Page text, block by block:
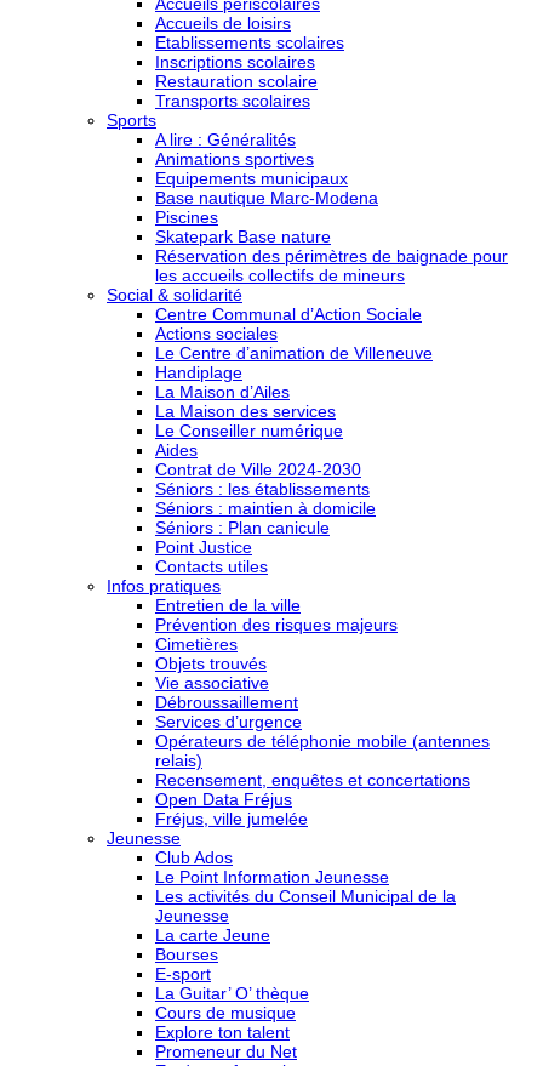
Accueils de loisirs
Etablissements scolaires
Inscriptions scolaires
Restauration scolaire
Transports scolaires
Sports
A lire : Généralités
Animations sportives
Equipements municipaux
Base nautique Marc-Modena
Piscines
Skatepark Base nature
Réservation des périmètres de baignade pour
les accueils collectifs de mineurs
Social & solidarité
Centre Communal d’Action Sociale
Actions sociales
Le Centre d’animation de Villeneuve
Handiplage
La Maison d’Ailes
La Maison des services
Le Conseiller numérique
Aides
Contrat de Ville 2024-2030
Séniors : les établissements
Séniors : maintien à domicile
Séniors : Plan canicule
Point Justice
Contacts utiles
Infos pratiques
Entretien de la ville
Prévention des risques majeurs
Cimetières
Objets trouvés
Vie associative
Débroussaillement
Services d’urgence
Opérateurs de téléphonie mobile (antennes
relais)
Recensement, enquêtes et concertations
Open Data Fréjus
Fréjus, ville jumelée
Jeunesse
Club Ados
Le Point Information Jeunesse
Les activités du Conseil Municipal de la
Jeunesse
La carte Jeune
Bourses
E-sport
La Guitar’ O’ thèque
Cours de musique
Explore ton talent
Promeneur du Net